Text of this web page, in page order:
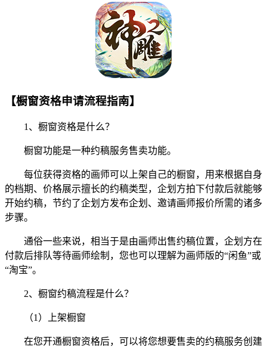
【橱窗资格申请流程指南】
1、橱窗资格是什么？
橱窗功能是一种约稿服务售卖功能。
每位获得资格的画师可以上架自己的橱窗，用来根据自身
的档期、价格展示擅长的约稿类型，企划方拍下付款后就能够
开始约稿，节约了企划方发布企划、邀请画师报价所需的诸多
步骤。
通俗一些来说，相当于是由画师出售约稿位置，企划方在
付款后排队等待画师绘制，您也可以理解为画师版的“闲鱼”或
“淘宝”。
2、橱窗约稿流程是什么？
（1）上架橱窗
在您开通橱窗资格后，可以将您想要售卖的约稿服务创建